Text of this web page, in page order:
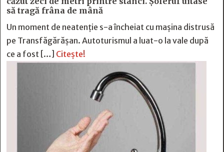
să tragă frâna de mână
Un moment de neatenție s-a încheiat cu mașina distrusă
pe Transfăgărășan. Autoturismul a luat-o la vale după
ce a fost […] Citește!